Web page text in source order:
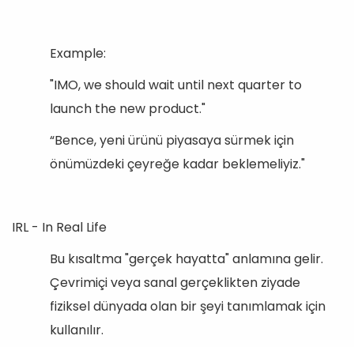
Example:
"IMO, we should wait until next quarter to
launch the new product."
“Bence, yeni ürünü piyasaya sürmek için
önümüzdeki çeyreğe kadar beklemeliyiz."
IRL - In Real Life
Bu kısaltma "gerçek hayatta" anlamına gelir.
Çevrimiçi veya sanal gerçeklikten ziyade
fiziksel dünyada olan bir şeyi tanımlamak için
kullanılır.